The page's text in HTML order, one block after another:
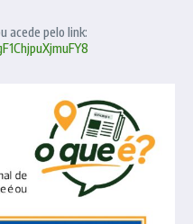
acede pelo link: